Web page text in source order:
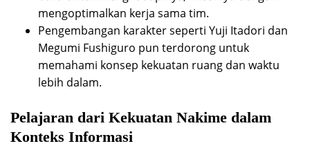
mengoptimalkan kerja sama tim.
Pengembangan karakter seperti Yuji Itadori dan
Megumi Fushiguro pun terdorong untuk
memahami konsep kekuatan ruang dan waktu
lebih dalam.
Pelajaran dari Kekuatan Nakime dalam
Konteks Informasi